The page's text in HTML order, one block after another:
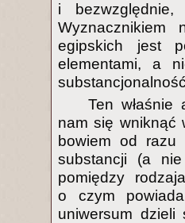
i
Wyznacznikiem
egipskich jest
elementami, a
Ten
nam się wniknąć
bowiem od razu
substancji (a nie
pomiędzy
o czym
uniwersum